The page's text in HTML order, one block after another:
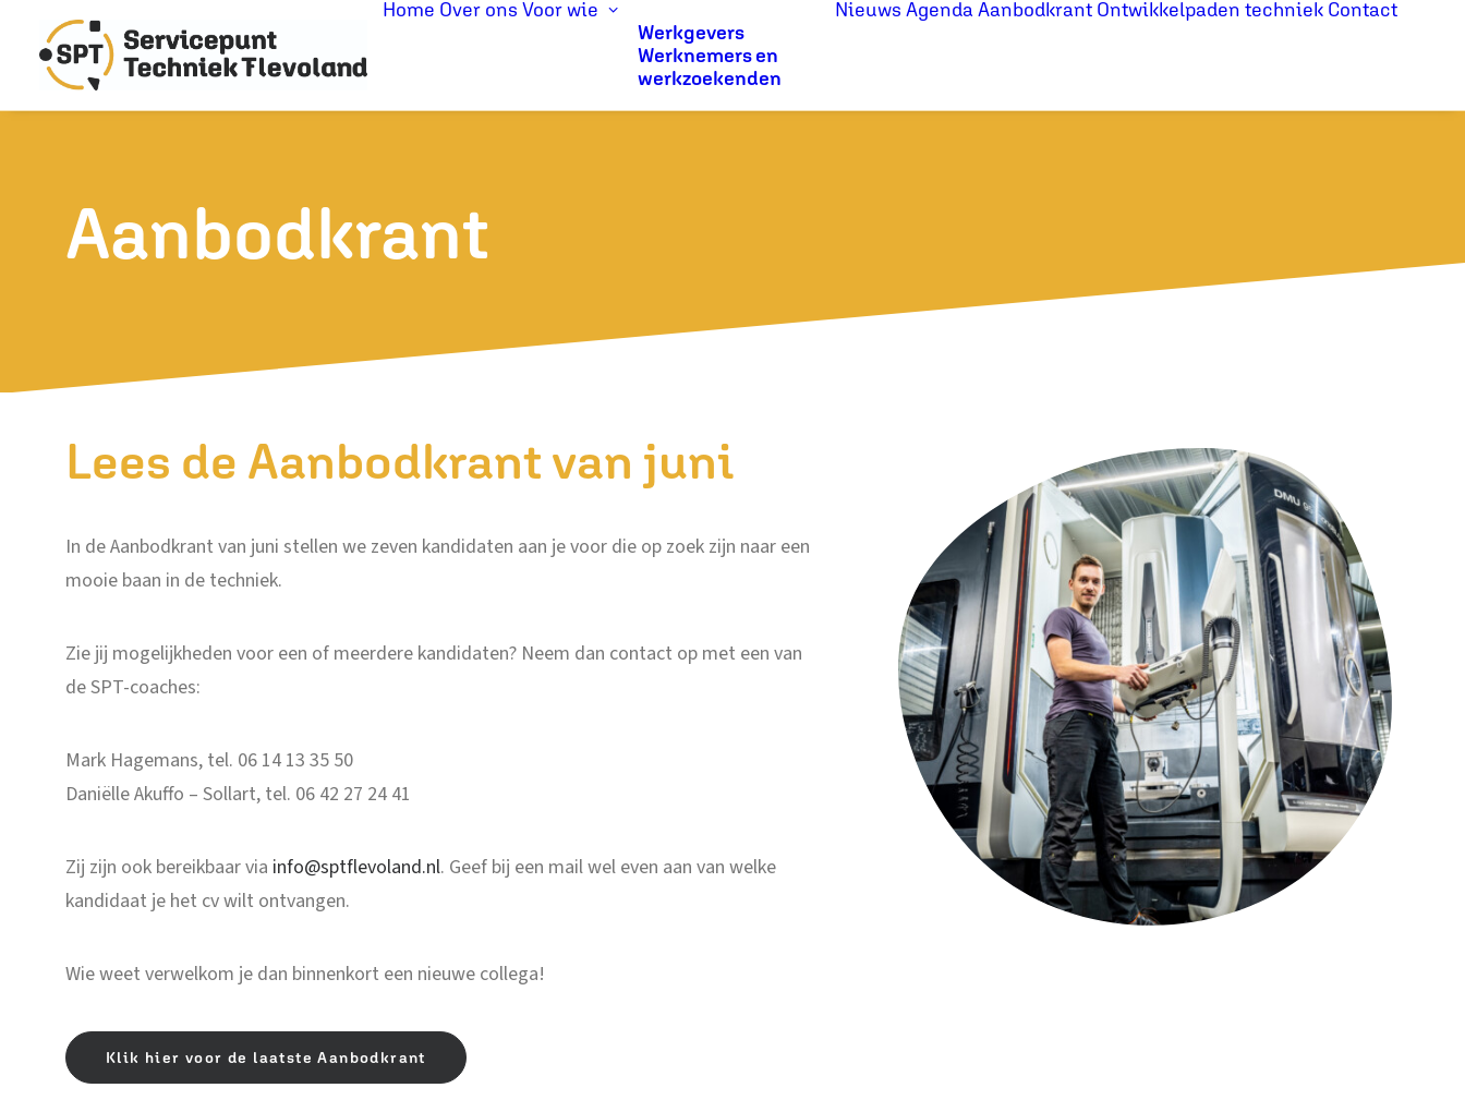
Home Over ons Voor wie
Werkgevers
Werknemers en
werkzoekenden
Nieuws Agenda Aanbodkrant Ontwikkelpaden techniek Contact
Aanbodkrant
Lees de Aanbodkrant van juni
In de Aanbodkrant van juni stellen we zeven kandidaten aan je voor die op zoek zijn naar een
mooie baan in de techniek.
Zie jij mogelijkheden voor een of meerdere kandidaten? Neem dan contact op met een van
de SPT-coaches:
Mark Hagemans, tel. 06 14 13 35 50
Daniëlle Akuffo – Sollart, tel. 06 42 27 24 41
Zij zijn ook bereikbaar via info@sptflevoland.nl. Geef bij een mail wel even aan van welke
kandidaat je het cv wilt ontvangen.
Wie weet verwelkom je dan binnenkort een nieuwe collega!
Klik hier voor de laatste Aanbodkrant